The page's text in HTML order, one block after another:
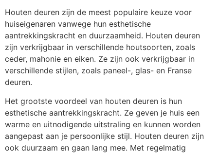
Houten deuren zijn de meest populaire keuze voor
huiseigenaren vanwege hun esthetische
aantrekkingskracht en duurzaamheid. Houten deuren
zijn verkrijgbaar in verschillende houtsoorten, zoals
ceder, mahonie en eiken. Ze zijn ook verkrijgbaar in
verschillende stijlen, zoals paneel-, glas- en Franse
deuren.
Het grootste voordeel van houten deuren is hun
esthetische aantrekkingskracht. Ze geven je huis een
warme en uitnodigende uitstraling en kunnen worden
aangepast aan je persoonlijke stijl. Houten deuren zijn
ook duurzaam en gaan lang mee. Met regelmatig